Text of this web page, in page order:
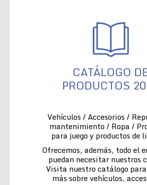
CATÁLOGO
PRODUCTOS
Vehículos / Accesorios /
mantenimiento / Ropa /
para juego y productos de
Ofrecemos, además, todo el
puedan necesitar nuestros
Visita nuestro catálogo
más sobre vehículos,